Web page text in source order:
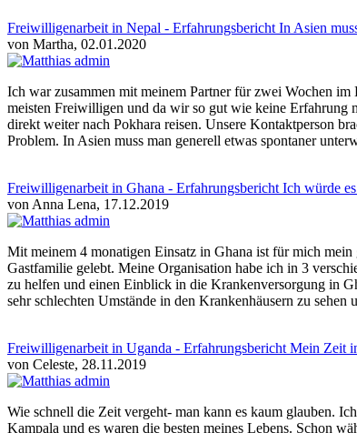
Freiwilligenarbeit in Nepal - Erfahrungsbericht In Asien
von Martha, 02.01.2020
Ich war zusammen mit meinem Partner für zwei Wochen
meisten Freiwilligen und da wir so gut wie keine Erfahrung
direkt weiter nach Pokhara reisen. Unsere Kontaktperson
Problem. In Asien muss man generell etwas spontaner
Freiwilligenarbeit in Ghana - Erfahrungsbericht Ich würde
von Anna Lena, 17.12.2019
Mit meinem 4 monatigen Einsatz in Ghana ist für mich
Gastfamilie gelebt. Meine Organisation habe ich in 3
zu helfen und einen Einblick in die Krankenversorgung in
sehr schlechten Umstände in den Krankenhäusern zu
Freiwilligenarbeit in Uganda - Erfahrungsbericht Mein Zeit
von Celeste, 28.11.2019
Wie schnell die Zeit vergeht- man kann es kaum glauben.
Kampala und es waren die besten meines Lebens. Schon